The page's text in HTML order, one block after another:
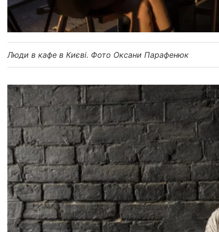
Люди в кафе в Києві. Фото Оксани Парафенюк